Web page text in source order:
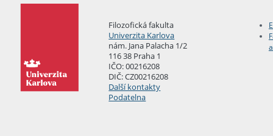
Filozofická fakulta
Univerzita Karlova
nám. Jana Palacha 1/2
116 38 Praha 1
IČO: 00216208
DIČ: CZ00216208
Další kontakty
Podatelna